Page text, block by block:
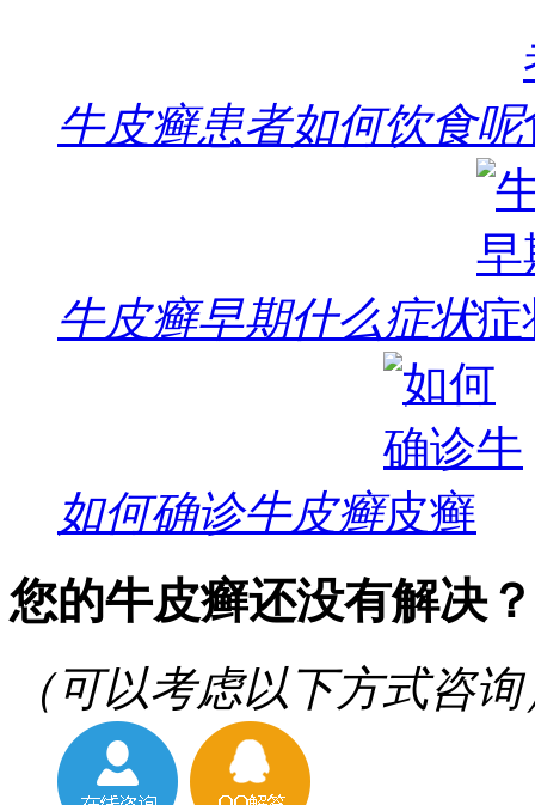
牛皮癣患者如何饮食呢
牛皮癣早期什么症状
如何确诊牛皮癣
您的牛皮癣还没有解决？
（可以考虑以下方式咨询